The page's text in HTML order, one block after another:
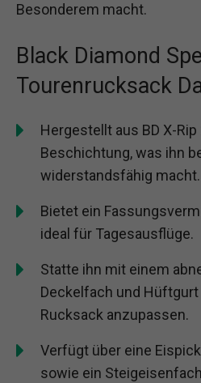
Besonderem macht.
Black Diamond
Tourenrucksack
Hergestellt aus BD X-
Beschichtung, was ihn
widerstandsfähig macht.
Bietet ein
ideal für Tagesausflüge.
Statte ihn mit einem
Deckelfach und Hüftgurt
Rucksack anzupassen.
Verfügt über eine
sowie ein